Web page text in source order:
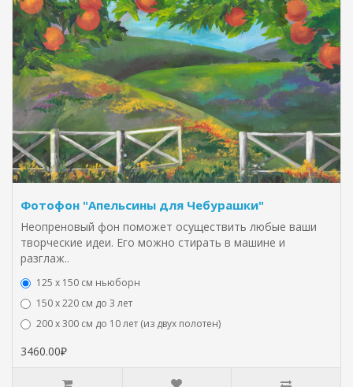
Фотофон "Апельсины для Чебурашки"
Неопреновый фон поможет осуществить любые ваши
творческие идеи. Его можно стирать в машине и
разглаж..
125 x 150 см ньюборн
150 х 220 см до 3 лет
200 х 300 см до 10 лет (из двух полотен)
3460.00₽